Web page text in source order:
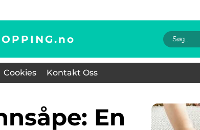
no
Cookies Kontakt Oss